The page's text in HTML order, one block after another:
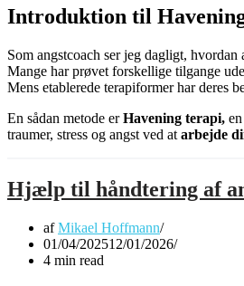
Introduktion til
Som angstcoach ser jeg dagligt,
Mange har prøvet forskellige tilgange
Mens etablerede terapiformer har deres
En sådan metode erHavening terapi,
traumer, stress og angst ved at arbejde
Hjælp til håndtering af
afMikael Hoffmann
01/04/202512/01/2026
4 min read